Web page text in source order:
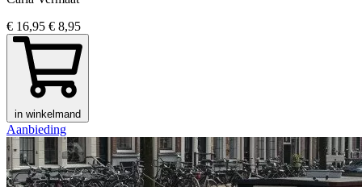
€ 16,95 € 8,95
in winkelmand
Aanbieding